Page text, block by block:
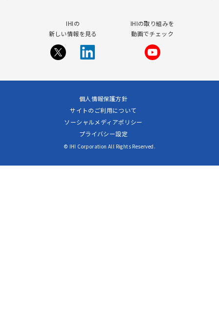
IHIの
新しい情報を見る
IHIの取り組みを
動画でチェック
個人情報保護方針
サイトのご利用について
ソーシャルメディアポリシー
プライバシー設定
© IHI Corporation All Rights Reserved.